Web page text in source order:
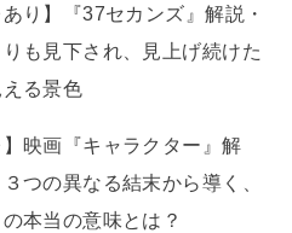
あり】『37セカンズ』解説・
も見下され、見上げ続けた
る景色
】映画『キャラクター』解
つの異なる結末から導く、
本当の意味とは？